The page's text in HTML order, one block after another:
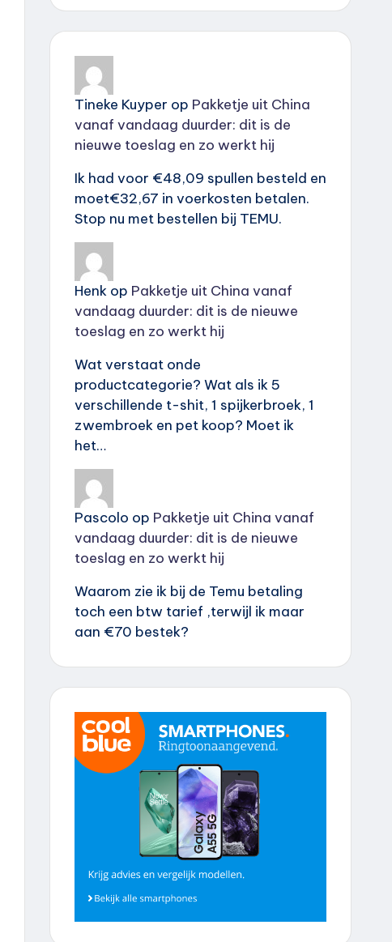
Tineke Kuyper op Pakketje uit China
vanaf vandaag duurder: dit is de
nieuwe toeslag en zo werkt hij
Ik had voor €48,09 spullen besteld en
moet€32,67 in voerkosten betalen.
Stop nu met bestellen bij TEMU.
Henkop Pakketje uit China vanaf
vandaag duurder: dit is de nieuwe
toeslag en zo werkt hij
Wat verstaat onde
productcategorie? Wat als ik 5
verschillende t-shit, 1 spijkerbroek, 1
zwembroek en pet koop? Moet ik
het…
Pascolo op Pakketje uit China vanaf
vandaag duurder: dit is de nieuwe
toeslag en zo werkt hij
Waarom zie ik bij de Temu betaling
toch een btw tarief ,terwijl ik maar
aan €70 bestek?